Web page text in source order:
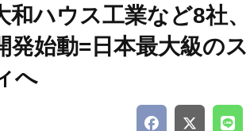
和ハウス工業など8社、
発始動=日本最大級のス
へ